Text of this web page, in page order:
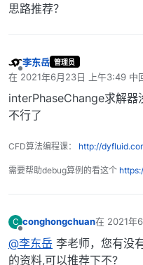
思路推荐？
离线
李东岳 管理员
在 2021年6月23日 上午3:49 中
最后由 编辑
interPhaseChange求解器
不行了
CFD算法编程课： http://
需要帮助debug算例的看这个
C
离线
conghongchuan在 2021年
最后由 编辑
@李东岳 李老师，您有没
的资料,可以推荐下不?